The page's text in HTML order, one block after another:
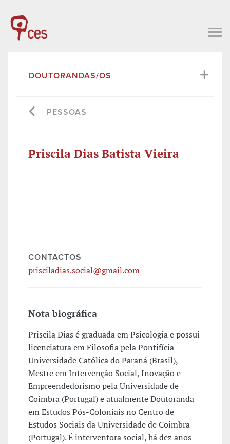
DOUTORANDAS/OS
PESSOAS
Priscila Dias Batista Vieira
CONTACTOS
prisciladias.social@gmail.com
Nota biográfica
Priscila Dias é graduada em Psicologia e possui
licenciatura em Filosofia pela Pontifícia
Universidade Católica do Paraná (Brasil),
Mestre em Intervenção Social, Inovação e
Empreendedorismo pela Universidade de
Coimbra (Portugal) e atualmente Doutoranda
em Estudos Pós-Coloniais no Centro de
Estudos Sociais da Universidade de Coimbra
(Portugal). É interventora social, há dez anos